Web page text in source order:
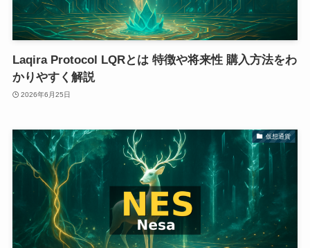
Laqira Protocol LQRとは 特徴や将来性 購入方法をわ
かりやすく解説
2026年6月25日
仮想通貨